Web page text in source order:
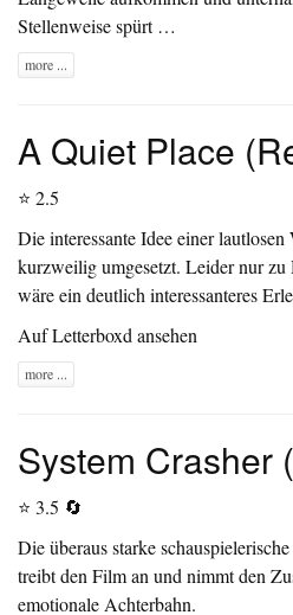
Stellenweise spürt …
more ...
A Quiet Place
⭐ 2.5
Die interessante Idee einer
kurzweilig umgesetzt. Leider nur zu
wäre ein deutlich interessanteres
Auf Letterboxd ansehen
more ...
System Crasher
⭐ 3.5 🔄
Die überaus starke
treibt den Film an und nimmt den
emotionale Achterbahn.